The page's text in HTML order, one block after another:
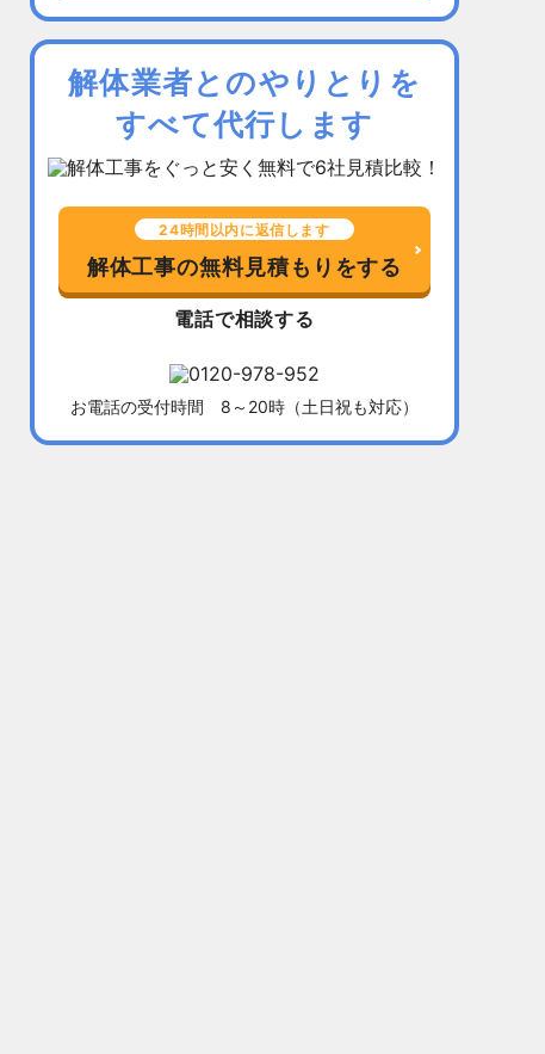
解体業者とのやりとりを
すべて代行します
24時間以内に返信します
解体工事の無料見積もりをする
電話で相談する
お電話の受付時間 8～20時（土日祝も対応）